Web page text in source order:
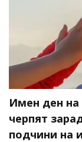
Имен ден на
черпят
подчини на